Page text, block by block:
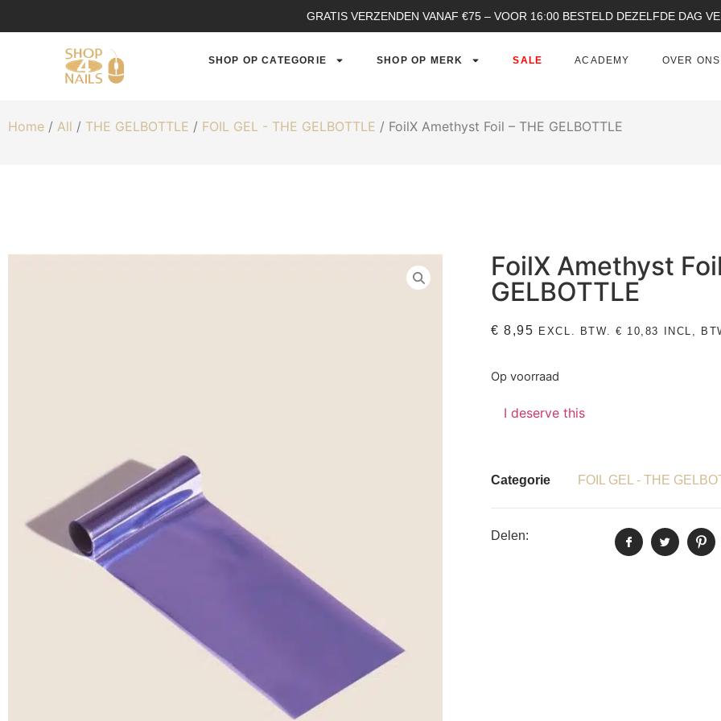
GRATIS VERZENDEN VANAF €75 – VOOR 16:00 BESTELD DEZELFDE DAG
SHOP OP CATEGORIE SHOP OP MERK SALE ACADEMY OVER ONS
Home / All / THE GELBOTTLE / FOIL GEL - THE GELBOTTLE / FoilX Amethyst Foil – THE GELBOTTLE
FoilX Amethyst
GELBOTTLE
€ 8,95 EXCL. BTW. € 10,83 INCL,
Op voorraad
I deserve this
Categorie FOIL GEL - THE
Delen: